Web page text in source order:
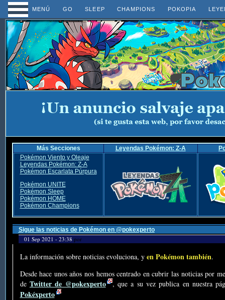
MENÚ GO SLEEP CHAMPIONS POKOPIA
Más Secciones Leyendas Pokémon: Z-A
Pokémon Viento y Oleaje
Leyendas Pokémon: Z-A
Pokémon Escarlata Púrpura
Pokémon UNITE
Pokémon Sleep
Pokémon HOME
Pokémon Champions
Sigue las noticias de Pokémon en @pokexperto
01 Sep 2021 - 23:38 por
La información sobre noticias evoluciona, y en Pokémon también.
Desde hace unos años nos hemos centrado en cubrir las noticias por
de Twitter de @pokexperto , que a su vez publica en nuestra
Pokéxperto